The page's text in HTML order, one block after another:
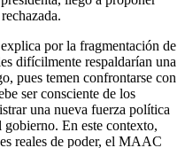
por la fragmentación de
difícilmente respaldarían una
pues temen confrontarse con
ser consciente de los
una nueva fuerza política
En este contexto,
reales de poder, el MAAC